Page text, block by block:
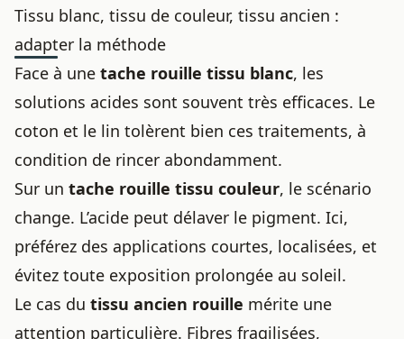
Tissu blanc, tissu de couleur, tissu ancien :
adapter la méthode
Face à une tache rouille tissu blanc, les
solutions acides sont souvent très efficaces. Le
coton et le lin tolèrent bien ces traitements, à
condition de rincer abondamment.
Sur un tache rouille tissu couleur, le scénario
change. L’acide peut délaver le pigment. Ici,
préférez des applications courtes, localisées, et
évitez toute exposition prolongée au soleil.
Le cas du tissu ancien rouille mérite une
attention particulière. Fibres fragilisées,